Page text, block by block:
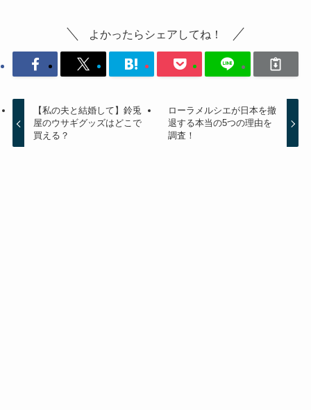
よかったらシェアしてね！
【私の夫と結婚して】鈴兎
屋のウサギグッズはどこで
買える？
ローラメルシエが日本を撤
退する本当の5つの理由を
調査！